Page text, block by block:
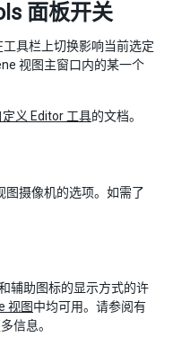
面板开关
具栏上切换影响当前选定
视图主窗口内的某一个
义 Editor 工具的文档。
图摄像机的选项。如需了
辅助图标的显示方式的许
视图中均可用。请参阅有
信息。